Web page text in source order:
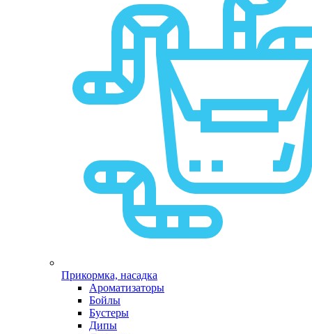
Прикормка, насадка
Ароматизаторы
Бойлы
Бустеры
Дипы